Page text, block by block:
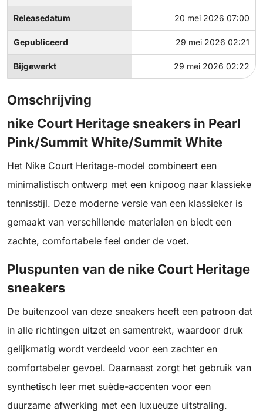
Releasedatum 20 mei 2026 07:00
Gepubliceerd 29 mei 2026 02:21
Bijgewerkt 29 mei 2026 02:22
Omschrijving
nike Court Heritage sneakers in Pearl
Pink/Summit White/Summit White
Het Nike Court Heritage-model combineert een
minimalistisch ontwerp met een knipoog naar klassieke
tennisstijl. Deze moderne versie van een klassieker is
gemaakt van verschillende materialen en biedt een
zachte, comfortabele feel onder de voet.
Pluspunten van de nike Court Heritage
sneakers
De buitenzool van deze sneakers heeft een patroon dat
in alle richtingen uitzet en samentrekt, waardoor druk
gelijkmatig wordt verdeeld voor een zachter en
comfortabeler gevoel. Daarnaast zorgt het gebruik van
synthetisch leer met suède-accenten voor een
duurzame afwerking met een luxueuze uitstraling.